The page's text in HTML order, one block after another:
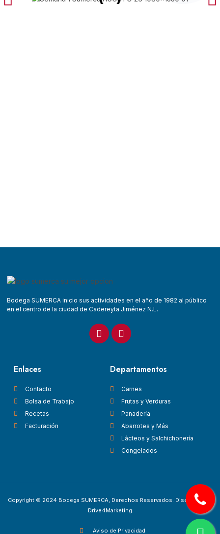
Bodega SUMERCA inicio sus actividades en el año de 1982 al público
en el centro de la ciudad de Cadereyta Jiménez N.L.
Enlaces
Contacto
Bolsa de Trabajo
Recetas
Facturación
Departamentos
Carnes
Frutas y Verduras
Panadería
Abarrotes y Más
Lácteos y Salchichonería
Congelados
Copyright © 2024 Bodega SUMERCA, Derechos Reservados. Diseñado por
Drive4Marketing
Aviso de Privacidad